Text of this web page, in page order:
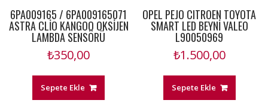
6PA009165 / 6PA009165071
ASTRA CLİO KANGOO OKSİJEN
LAMBDA SENSÖRÜ
₺350,00
Sepete Ekle
OPEL PEJO CITROEN TOYOTA
SMART LED BEYNİ VALEO
L90050969
₺1.500,00
Sepete Ekle